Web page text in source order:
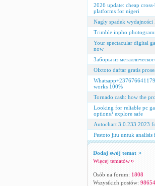
2026 update: cheap
platforms for nigeri
Nagły spadek wydajności
Trimble inpho
Your spectacular digital
now
Заборы из
Olxtoto daftar gratis
works 100%
Tornado cash: how the
Looking for reliable pc
options? explore safe
Autochart 3.0.233 2023
Pestoto jitu untuk analisis
Dodaj swój temat
Więcej tematów
Osób na forum: 1808
Wszystkich postów: